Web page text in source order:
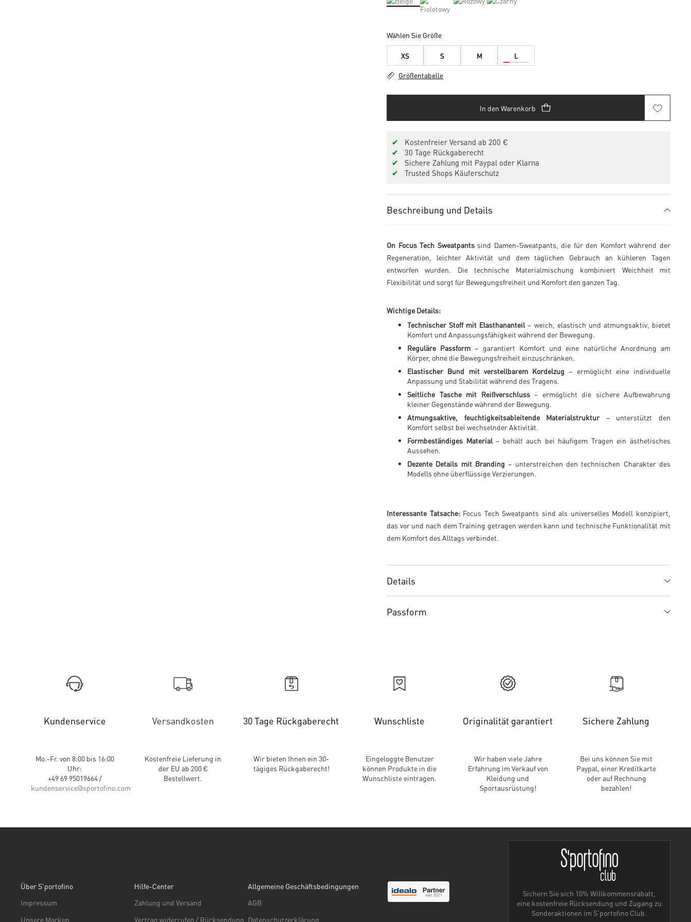
Wählen Sie Größe
XS S M L
Größentabelle
In den Warenkorb
✔
Kostenfreier Versand ab 200 €
✔
30 Tage Rückgaberecht
✔
Sichere Zahlung mit Paypal oder Klarna
✔
Trusted Shops Käuferschutz
Beschreibung und Details
On Focus Tech Sweatpantssind Damen-Sweatpants, die für den Komfort während der
Regeneration, leichter Aktivität und dem täglichen Gebrauch an kühleren Tagen
entworfen wurden. Die technische Materialmischung kombiniert Weichheit mit
Flexibilität und sorgt für Bewegungsfreiheit und Komfort den ganzen Tag.
Wichtige Details:
Technischer Stoff mit Elasthananteil– weich, elastisch und atmungsaktiv, bietet
Komfort und Anpassungsfähigkeit während der Bewegung.
Reguläre Passform – garantiert Komfort und eine natürliche Anordnung am
Körper, ohne die Bewegungsfreiheit einzuschränken.
Elastischer Bund mit verstellbarem Kordelzug – ermöglicht eine individuelle
Anpassung und Stabilität während des Tragens.
Seitliche Tasche mit Reißverschluss– ermöglicht die sichere Aufbewahrung
kleiner Gegenstände während der Bewegung.
Atmungsaktive, feuchtigkeitsableitende Materialstruktur– unterstützt den
Komfort selbst bei wechselnder Aktivität.
Formbeständiges Material– behält auch bei häufigem Tragen ein ästhetisches
Aussehen.
Dezente Details mit Branding – unterstreichen den technischen Charakter des
Modells ohne überflüssige Verzierungen.
Interessante Tatsache:Focus Tech Sweatpants sind als universelles Modell konzipiert,
das vor und nach dem Training getragen werden kann und technische Funktionalität mit
dem Komfort des Alltags verbindet.
Details
Passform
Kundenservice
Mo.-Fr. von 8:00 bis 16:00
Uhr:
+49 69 95019664 /
kundenservice@sportofino.com
Versandkosten
Kostenfreie Lieferung in
der EU ab 200 €
Bestellwert.
30 Tage Rückgaberecht
Wir bieten Ihnen ein 30-
tägiges Rückgaberecht!
Wunschliste
Eingeloggte Benutzer
können Produkte in die
Wunschliste eintragen.
Originalität garantiert
Wir haben viele Jahre
Erfahrung im Verkauf von
Kleidung und
Sportausrüstung!
Sichere Zahlung
Bei uns können Sie mit
Paypal, einer Kreditkarte
oder auf Rechnung
bezahlen!
Sichern Sie sich 10% Willkommensrabatt,
eine kostenfreie Rücksendung und Zugang zu
Sonderaktionen im S'portofino Club.
Über S'portofino
Impressum
Unsere Marken
Hilfe-Center
Zahlung und Versand
Vertrag widerrufen / Rücksendung
Allgemeine Geschäftsbedingungen
AGB
Datenschutzerklärung